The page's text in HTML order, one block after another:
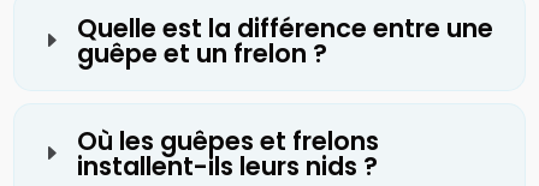
E Quelle est la différence entre une
guêpe et un frelon ?
E Où les guêpes et frelons
installent-ils leurs nids ?